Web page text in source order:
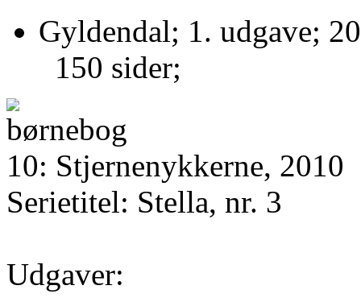
Gyldendal; 1. udgave;
150 sider;
10: Stjernenykkerne, 2010
Serietitel: Stella, nr. 3
Udgaver: